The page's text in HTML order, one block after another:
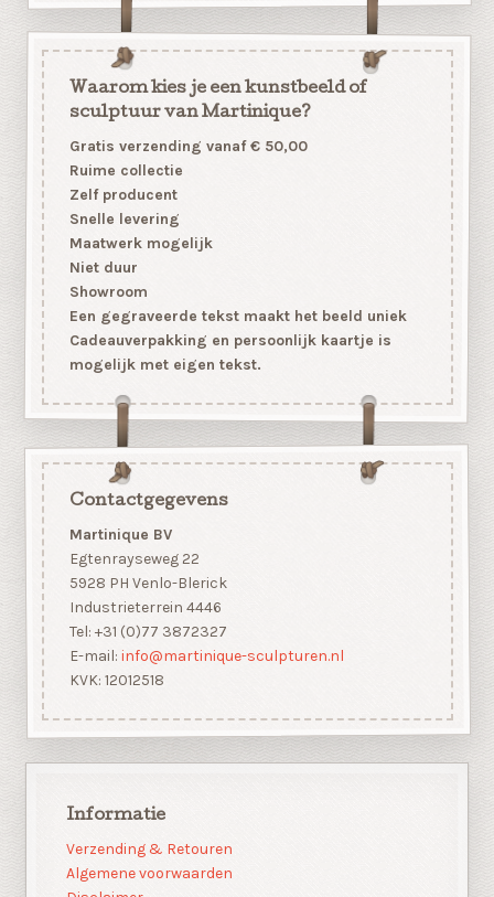
Waarom kies je een kunstbeeld of
sculptuur van Martinique?
Gratis verzending vanaf € 50,00
Ruime collectie
Zelf producent
Snelle levering
Maatwerk mogelijk
Niet duur
Showroom
Een gegraveerde tekst maakt het beeld uniek
Cadeauverpakking en persoonlijk kaartje is
mogelijk met eigen tekst.
Contactgegevens
Martinique BV
Egtenrayseweg 22
5928 PH Venlo-Blerick
Industrieterrein 4446
Tel: +31 (0)77 3872327
E-mail: info@martinique-sculpturen.nl
KVK: 12012518
Informatie
Verzending & Retouren
Algemene voorwaarden